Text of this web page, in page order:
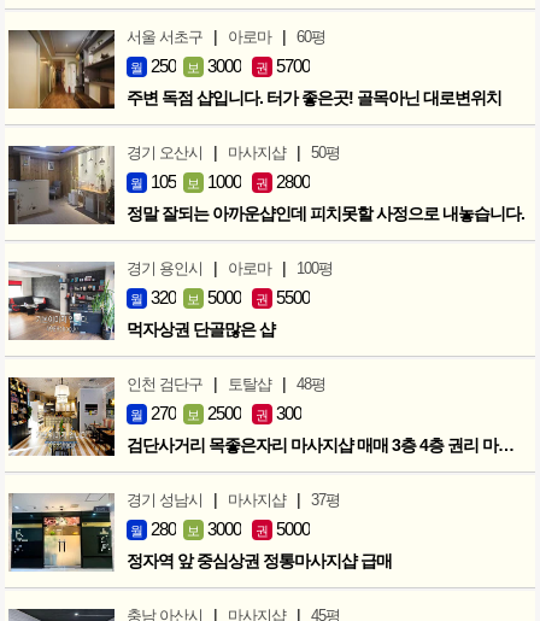
서울 서초구 | 아로마 | 60평
월 250 보 3000 권 5700
주변 독점 샵입니다. 터가 좋은곳! 골목아닌 대로변위치
경기 오산시 | 마사지샵 | 50평
월 105 보 1000 권 2800
정말 잘되는 아까운샵인데 피치못할 사정으로 내놓습니다.
경기 용인시 | 아로마 | 100평
월 320 보 5000 권 5500
먹자상권 단골많은 샵
인천 검단구 | 토탈샵 | 48평
월 270 보 2500 권 300
검단사거리 목좋은자리 마사지샵 매매 3층 4층 권리 마지막인하 300만
경기 성남시 | 마사지샵 | 37평
월 280 보 3000 권 5000
정자역 앞 중심상권 정통마사지샵 급매
충남 아산시 | 마사지샵 | 45평